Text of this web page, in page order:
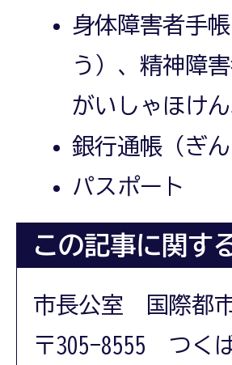
身体障害者手
う）、精神障
がいしゃほけ
銀行通帳（ぎ
パスポート
この記事に関す
市長公室 国際都
〒305-8555 つく